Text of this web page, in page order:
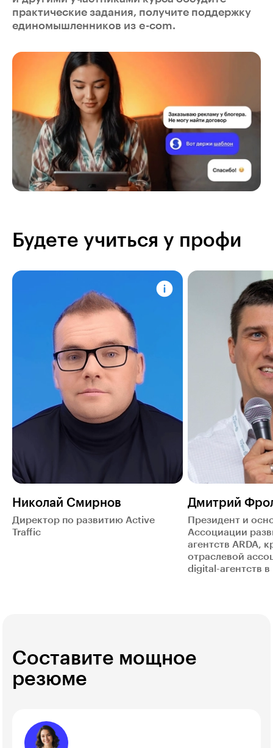
практические задания, получите поддержку
единомышленников из e-com.
Будете учиться у профи
Николай Смирнов
Директор по развитию Active
Traffic
Дмитрий
Президент и
Ассоциации
агентств ARDA,
отраслевой
digital-агентств
Составите мощное
резюме